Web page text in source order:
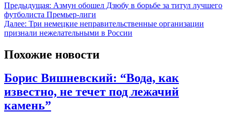
Предыдущая: Азмун обошел Дзюбу в борьбе за титул лучшего
футболиста Премьер-лиги
Далее: Три немецкие неправительственные организации
признали нежелательными в России
Похожие новости
Борис Вишневский: “Вода, как
известно, не течет под лежачий
камень”